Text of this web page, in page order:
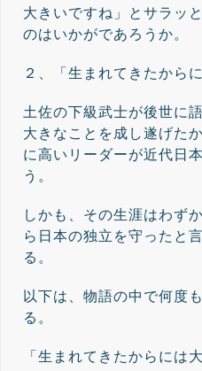
大きいですね」とサラッ
のはいかがであろうか。
２、「生まれてきたから
土佐の下級武士が後世に
大きなことを成し遂げた
に高いリーダーが近代日
う。
しかも、その生涯はわず
ら日本の独立を守ったと
る。
以下は、物語の中で何度
る。
「生まれてきたからには